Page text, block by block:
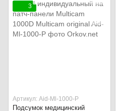
3
Артикул: Aid-Ml-1000-P
Подсумок медицинский